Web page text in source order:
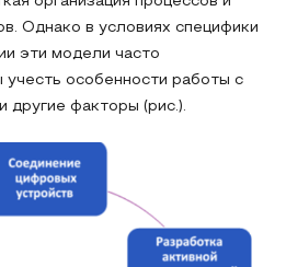
Однако в условиях специфики
эти модели часто
особенности работы с
другие факторы (рис.).